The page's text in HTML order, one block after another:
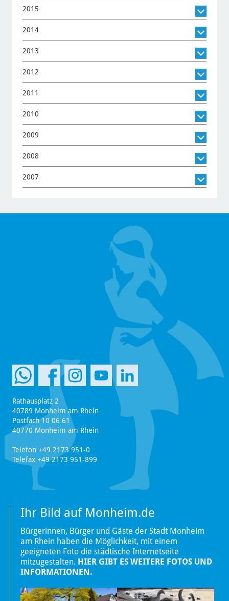
2015
2014
2013
2012
2011
2010
2009
2008
2007
Rathausplatz 2
40789 Monheim am Rhein
Postfach 10 06 61
40770 Monheim am Rhein
Telefon +49 2173 951-0
Telefax +49 2173 951-899
Ihr Bild auf Monheim.de
Bürgerinnen, Bürger und Gäste der Stadt Monheim
am Rhein haben die Möglichkeit, mit einem
geeigneten Foto die städtische Internetseite
mitzugestalten. HIER GIBT ES WEITERE FOTOS UND
INFORMATIONEN.